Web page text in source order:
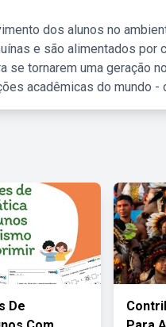
dos alunos no
e são alimentados por
tornarem uma geração
acadêmicas do mundo -
De